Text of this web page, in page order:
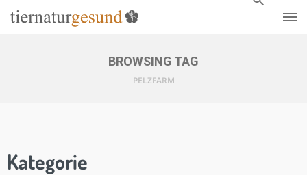
BROWSING TAG
PELZFARM
Kategorie